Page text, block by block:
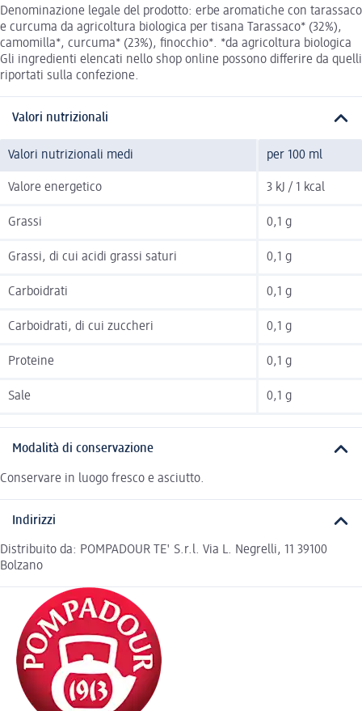
Denominazione legale del prodotto: erbe aromatiche con tarassaco
e curcuma da agricoltura biologica per tisana Tarassaco* (32%),
camomilla*, curcuma* (23%), finocchio*. *da agricoltura biologica
Gli ingredienti elencati nello shop online possono differire da quelli
riportati sulla confezione.
Valori nutrizionali
Valori nutrizionali medi per 100 ml
Valore energetico 3 kJ / 1 kcal
Grassi 0,1 g
Grassi, di cui acidi grassi saturi 0,1 g
Carboidrati 0,1 g
Carboidrati, di cui zuccheri 0,1 g
Proteine 0,1 g
Sale 0,1 g
Modalità di conservazione
Conservare in luogo fresco e asciutto.
Indirizzi
Distribuito da: POMPADOUR TE' S.r.l. Via L. Negrelli, 11 39100
Bolzano